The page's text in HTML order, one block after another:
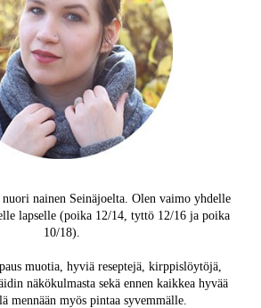
nainen Seinäjoelta. Olen vaimo yhdelle
lapselle (poika 12/14, tyttö 12/16 ja poika
10/18).
muotia, hyviä reseptejä, kirppislöytöjä,
näkökulmasta sekä ennen kaikkea hyvää
mennään myös pintaa syvemmälle.